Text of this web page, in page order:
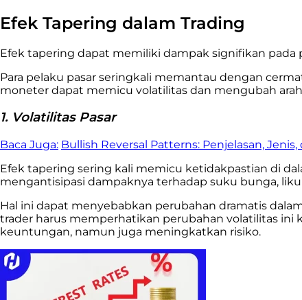
Efek Tapering dalam Trading
Efek tapering dapat memiliki dampak signifikan pada
Para pelaku pasar seringkali memantau dengan
moneter dapat memicu volatilitas dan mengubah
1. Volatilitas Pasar
Baca Juga: Bullish Reversal Patterns: Penjelasan,
Efek tapering sering kali memicu ketidakpastian di
mengantisipasi dampaknya terhadap suku bunga,
Hal ini dapat menyebabkan perubahan dramatis
trader harus memperhatikan perubahan volatilitas ini
keuntungan, namun juga meningkatkan risiko.